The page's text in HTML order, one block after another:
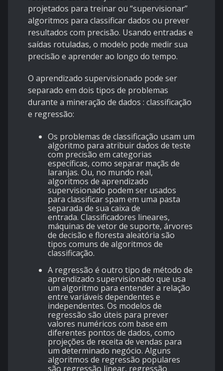
projetados para treinar ou “supervisionar”
algoritmos para classificar dados ou prever
resultados com precisão. Usando entradas e
saídas rotuladas, o modelo pode medir sua
precisão e aprender ao longo do tempo.
O aprendizado supervisionado pode ser
separado em dois tipos de problemas
durante a mineração de dados : classificação
e regressão:
Os problemas de classificação usam um
algoritmo para atribuir dados de teste
com precisão em categorias
específicas, como separar maçãs de
laranjas. Ou, no mundo real,
algoritmos de aprendizado
supervisionado podem ser usados ​​
para classificar spam em uma pasta
separada de sua caixa de
entrada. Classificadores lineares,
máquinas de vetor de suporte, árvores
de decisão e floresta aleatória são
tipos comuns de algoritmos de
classificação.
A regressão é outro tipo de método de
aprendizado supervisionado que usa
um algoritmo para entender a relação
entre variáveis ​​dependentes e
independentes. Os modelos de
regressão são úteis para prever
valores numéricos com base em
diferentes pontos de dados, como
projeções de receita de vendas para
um determinado negócio. Alguns
algoritmos de regressão populares
são regressão linear, regressão